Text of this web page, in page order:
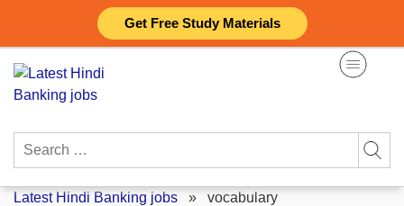
Get Free Study Materials
content
Search
Latest Hindi Banking jobs » vocabulary